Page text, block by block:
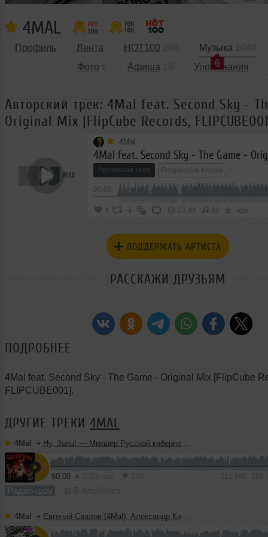
4MAL
Профиль Лента HOT100
Музыка
6
Фото
Афиша Упоминания
Авторский трек: 4Mal feat. Second Sky -
Original Mix [FlipCube Records,
4Mal
Авторский трек Progressive House
03:44 </>
ПОДДЕРЖАТЬ АРТИСТА
РАССКАЖИ ДРУЗЬЯМ
ПОДРОБНЕЕ
4Mal feat. Second Sky - The Game - Original Mix [FlipCube
FLIPCUBE001].
ДРУГИЕ ТРЕКИ 4MAL
4Mal ➝ Ну, Заяц! — Микшер Русской кибернетики 460 с Евгением Сваловым (4Mal) и Александром Киреевым (22.07.2026)
60:00
Радио-шоу
4Mal ➝ Евгений Свалов (4Mal), Александр Киреев — Русская кибернетика 725 (22.07.2026)